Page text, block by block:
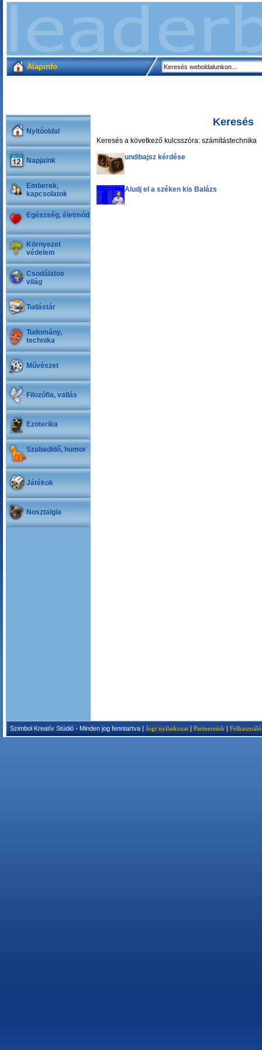
Alapinfo
Nyitóoldal
Napjaink
Emberek,
kapcsolatok
Egészség, életmód
Környezet
védelem
Csodálatos
világ
Tudástár
Tudomány,
technika
Művészet
Filozófia, vallás
Ezoterika
Szabadidő, humor
Játékok
Nosztalgia
Keresés
Keresés a következő kulcsszóra: számítástechnika
undibajsz kérdése
Aludj el a széken kis Balázs
Szimbol Kreatív Stúdió - Minden jog fenntartva | Jogi nyilatkozat | Partnereink |